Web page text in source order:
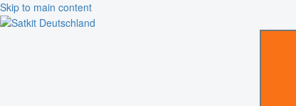
Skip to main content